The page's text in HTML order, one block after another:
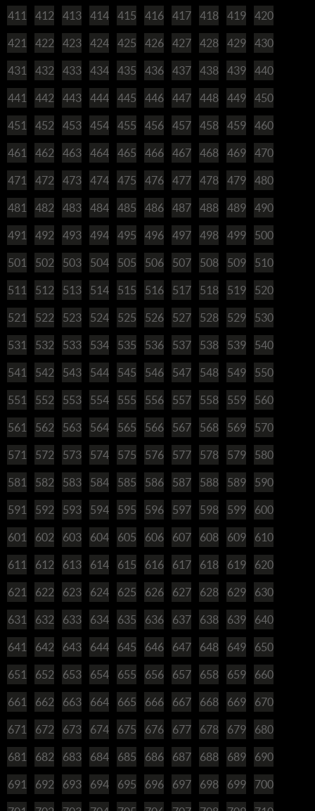
411 412 413 414 415 416 417 418 419 420
421 422 423 424 425 426 427 428 429 430
431 432 433 434 435 436 437 438 439 440
441 442 443 444 445 446 447 448 449 450
451 452 453 454 455 456 457 458 459 460
461 462 463 464 465 466 467 468 469 470
471 472 473 474 475 476 477 478 479 480
481 482 483 484 485 486 487 488 489 490
491 492 493 494 495 496 497 498 499 500
501 502 503 504 505 506 507 508 509 510
511 512 513 514 515 516 517 518 519 520
521 522 523 524 525 526 527 528 529 530
531 532 533 534 535 536 537 538 539 540
541 542 543 544 545 546 547 548 549 550
551 552 553 554 555 556 557 558 559 560
561 562 563 564 565 566 567 568 569 570
571 572 573 574 575 576 577 578 579 580
581 582 583 584 585 586 587 588 589 590
591 592 593 594 595 596 597 598 599 600
601 602 603 604 605 606 607 608 609 610
611 612 613 614 615 616 617 618 619 620
621 622 623 624 625 626 627 628 629 630
631 632 633 634 635 636 637 638 639 640
641 642 643 644 645 646 647 648 649 650
651 652 653 654 655 656 657 658 659 660
661 662 663 664 665 666 667 668 669 670
671 672 673 674 675 676 677 678 679 680
681 682 683 684 685 686 687 688 689 690
691 692 693 694 695 696 697 698 699 700